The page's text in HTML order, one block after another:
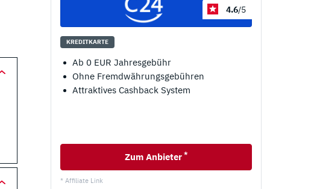
KREDITKARTE
4.6/5
Ab 0 EUR Jahresgebühr
Ohne Fremdwährungsgebühren
Attraktives Cashback System
Zum Anbieter *
* Affiliate Link